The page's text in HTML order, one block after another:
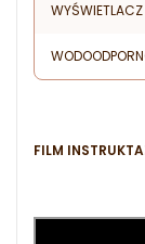
WYŚWIETLACZ
FILM